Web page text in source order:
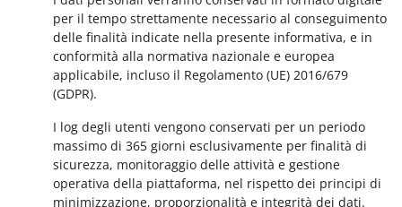
per il tempo strettamente necessario al conseguimento
delle finalità indicate nella presente informativa, e in
conformità alla normativa nazionale e europea
applicabile, incluso il Regolamento (UE) 2016/679
(GDPR).
I log degli utenti vengono conservati per un periodo
massimo di 365 giorni esclusivamente per finalità di
sicurezza, monitoraggio delle attività e gestione
operativa della piattaforma, nel rispetto dei principi di
minimizzazione, proporzionalità e integrità dei dati.